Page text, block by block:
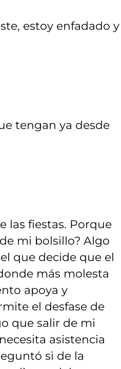
estoy enfadado y
tengan ya desde
las fiestas. Porque
mi bolsillo? Algo
que decide que el
más molesta
apoya y
el desfase de
que salir de mi
asistencia
si de la